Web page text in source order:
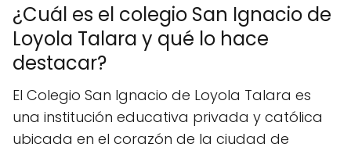
¿Cuál es el colegio San Ignacio de
Loyola Talara y qué lo hace
destacar?
El Colegio San Ignacio de Loyola Talara es
una institución educativa privada y católica
ubicada en el corazón de la ciudad de